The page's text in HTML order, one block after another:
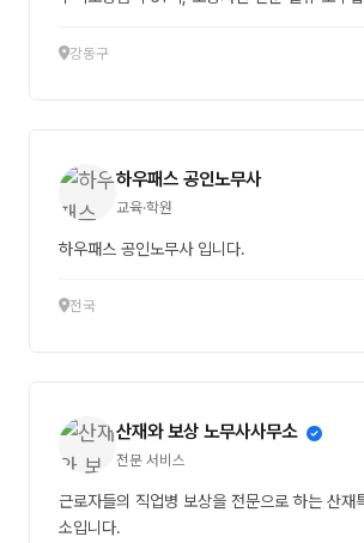
강동구
하우패스 공인노무사
교육·학원
하우패스 공인노무사 입니다.
전국
산재와 보상 노무사사무소
전문 서비스
근로자들의 직업병 보상을 전문으로 하는 산재
소입니다.